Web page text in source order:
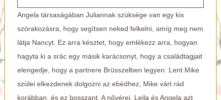
Angela társaságában Juliannak szüksége van egy kis
szórakozásra, hogy segítsen neked felkelni, amíg meg nem
látja Nancyt. Ez arra késztet, hogy emlékezz arra, hogyan
hagyta ki a srác egy másik karácsonyt, hogy a családtagjait
elengedje, hogy a partnere Brüsszelben legyen. Lent Mike
szülei elkezdenek dolgozni az ebédhez, Mike várt rád
korábban, és ez bosszant. A nővérei, Leila és Angela azt